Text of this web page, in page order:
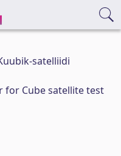
satelliidi
for Cube satellite test